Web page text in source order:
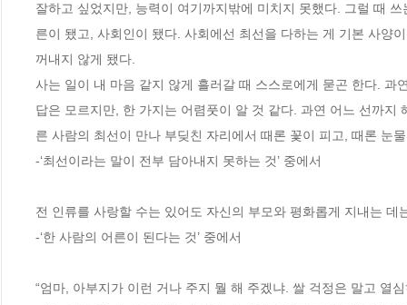
잘하고 싶었지만, 능력이 여기까지밖에 미치지 못했다. 그럴 때
른이 됐고, 사회인이 됐다. 사회에선 최선을 다하는 게 기본 사양
꺼내지 않게 됐다.
사는 일이 내 마음 같지 않게 흘러갈 때 스스로에게 묻곤 한다.
답은 모르지만, 한 가지는 어렴풋이 알 것 같다. 과연 어느 선까
른 사람의 최선이 만나 부딪친 자리에서 때론 꽃이 피고, 때론 눈
-‘최선이라는 말이 전부 담아내지 못하는 것’ 중에서
전 인류를 사랑할 수는 있어도 자신의 부모와 평화롭게 지내는
-‘한 사람의 어른이 된다는 것’ 중에서
“엄마, 아부지가 이런 거나 주지 뭘 해 주겠냐. 쌀 걱정은 말고 열심